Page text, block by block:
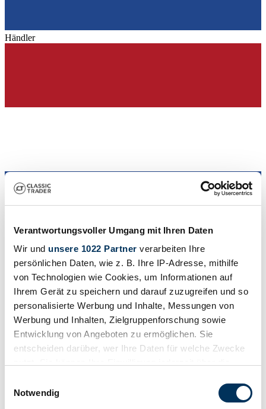
Verantwortungsvoller Umgang mit Ihren Daten
Wir und unsere 1022 Partner verarbeiten Ihre
persönlichen Daten, wie z. B. Ihre IP-Adresse, mithilfe
von Technologien wie Cookies, um Informationen auf
Ihrem Gerät zu speichern und darauf zuzugreifen und so
personalisierte Werbung und Inhalte, Messungen von
Werbung und Inhalten, Zielgruppenforschung sowie
Entwicklung von Angeboten zu ermöglichen. Sie
entscheiden darüber, wer Ihre Daten für welche Zwecke
Trigger Symbol ändern oder widerrufen
Notwendig
Händler
Abgelaufenes Inserat